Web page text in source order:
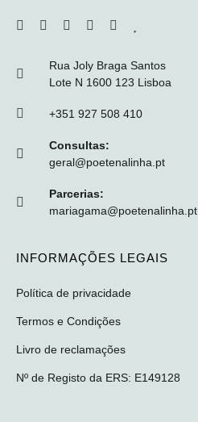
Rua Joly Braga Santos
Lote N 1600 123 Lisboa
+351 927 508 410
Consultas:
geral@poetenalinha.pt
Parcerias:
mariagama@poetenalinha.pt
INFORMAÇÕES LEGAIS
Política de privacidade
Termos e Condições
Livro de reclamações
Nº de Registo da ERS: E149128